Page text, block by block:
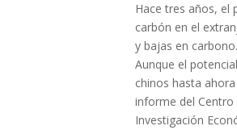
Hace tres años, el
carbón en el
y bajas en carbono.
Aunque el
chinos hasta
informe del Centro
Investigación